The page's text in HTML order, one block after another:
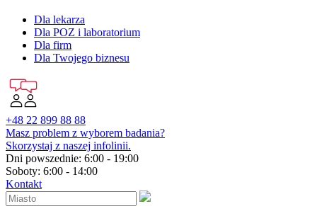
Dla lekarza
Dla POZ i laboratorium
Dla firm
Dla Twojego biznesu
+48 22 899 88 88
Masz problem z wyborem badania?
Skorzystaj z naszej infolinii.
Dni powszednie: 6:00 - 19:00
Soboty: 6:00 - 14:00
Kontakt